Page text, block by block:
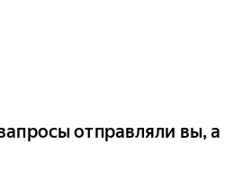
отправляли вы, а